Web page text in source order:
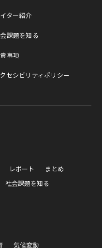
ター紹介
課題を知る
事項
セシビリティポリシー
レポート
まとめ
社会課題を知る
気候変動